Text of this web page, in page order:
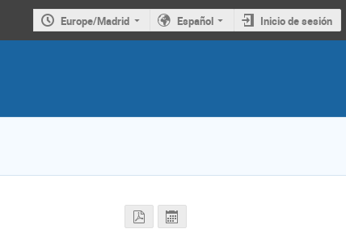
Europe/Madrid Español Inicio de sesión